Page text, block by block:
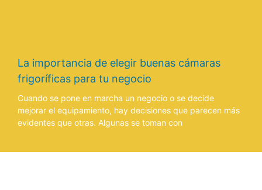
La importancia de elegir buenas cámaras
frigoríficas para tu negocio
Cuando se pone en marcha un negocio o se decide
mejorar el equipamiento, hay decisiones que parecen más
evidentes que otras. Algunas se toman con